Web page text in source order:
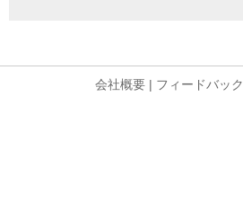
会社概要 | フィードバック